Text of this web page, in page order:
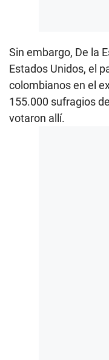
Sin embargo, De la
Estados Unidos, el
colombianos en el
155.000 sufragios
votaron allí.